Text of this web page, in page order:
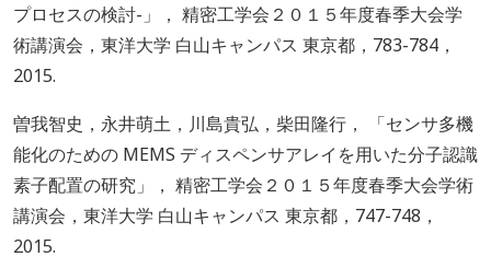
プロセスの検討-」， 精密工学会２０１５年度春季大会学
術講演会，東洋大学 白山キャンパス 東京都，783-784，
2015.
曽我智史，永井萌土，川島貴弘，柴田隆行， 「センサ多機
能化のための MEMS ディスペンサアレイを用いた分子認識
素子配置の研究」， 精密工学会２０１５年度春季大会学術
講演会，東洋大学 白山キャンパス 東京都，747-748，
2015.